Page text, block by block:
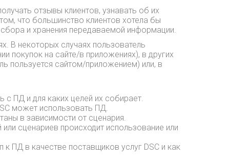
отзывы клиентов, узнавать об их
что большинство клиентов хотела бы
и хранения передаваемой информации.
В некоторых случаях пользователь
покупок на сайте/в приложениях), в других
пользуется сайтом/приложением) или, в
с ПД и для каких целей их собирает.
может использовать ПД.
в зависимости от сценария.
сценариев происходит использование или
ПД в качестве поставщиков услуг DSC и как